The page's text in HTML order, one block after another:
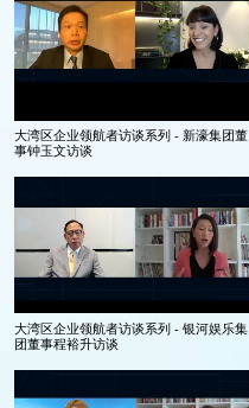
大湾区企业领航者访谈系列 - 新濠集团董
事钟玉文访谈
大湾区企业领航者访谈系列 - 银河娱乐集
团董事程裕升访谈